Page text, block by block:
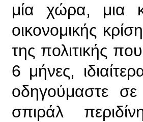
μία χώρα, μια
οικονομικής
της πολιτικής
6 μήνες,
οδηγούμαστε
σπιράλ